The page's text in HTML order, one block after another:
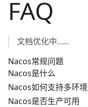
FAQ
文档优化中......
Nacos常规问题
Nacos是什么
Nacos如何支持多环境
Nacos是否生产可用